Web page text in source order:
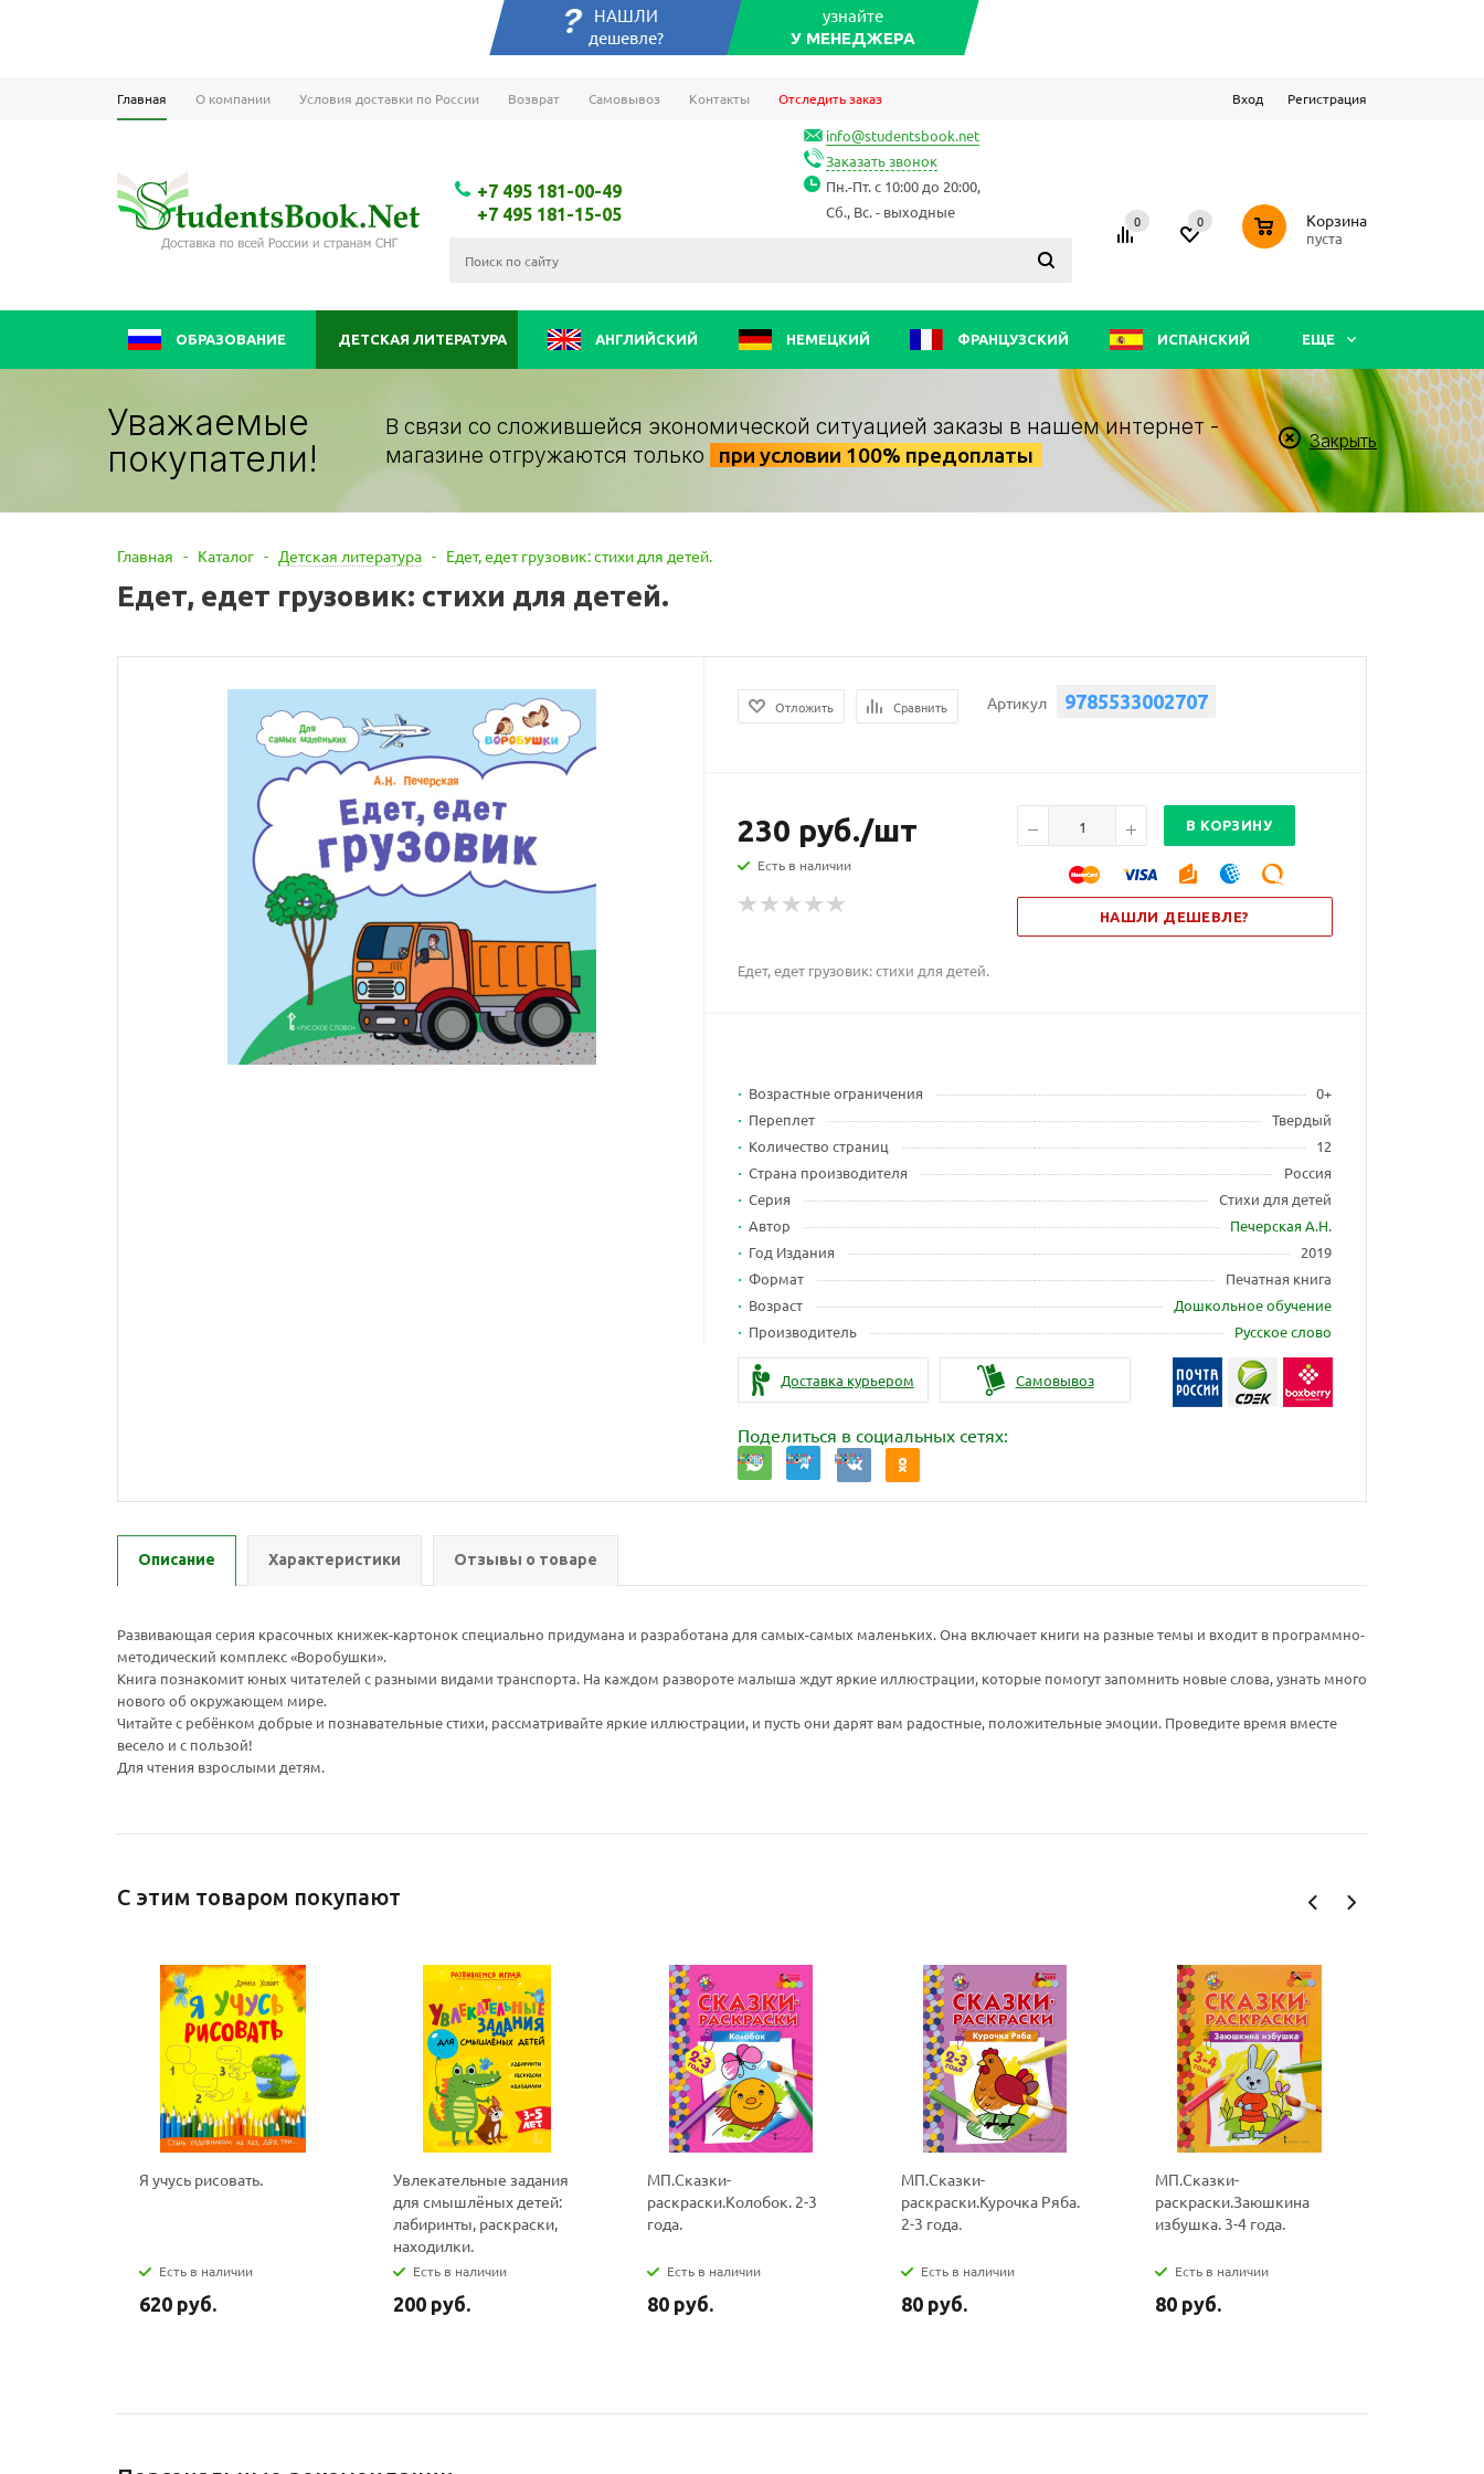
НАШЛИ
дешевле?
узнайте
У МЕНЕДЖЕРА
Главная О компании Условия доставки по России Возврат Самовывоз Контакты Отследить заказ Вход Регистрация
+7 495 181-00-49
+7 495 181-15-05
info@studentsbook.net
Заказать звонок
Пн.-Пт. с 10:00 до 20:00,
Сб., Вс. - выходные
0 0 0 Корзина
пуста
ОБРАЗОВАНИЕ ДЕТСКАЯ ЛИТЕРАТУРА АНГЛИЙСКИЙ НЕМЕЦКИЙ ФРАНЦУЗСКИЙ ИСПАНСКИЙ ЕЩЕ
Уважаемые
покупатели!
В связи со сложившейся экономической ситуацией заказы в нашем интернет -
магазине отгружаются только
при условии 100% предоплаты
Закрыть
Главная - Каталог - Детская литература - Едет, едет грузовик: стихи для детей.
Едет, едет грузовик: стихи для детей.
Отложить Сравнить Артикул 9785533002707
230 руб./шт
Есть в наличии
В КОРЗИНУ
НАШЛИ ДЕШЕВЛЕ?
Едет, едет грузовик: стихи для детей.
Возрастные ограничения
0+
Переплет
Твердый
Количество страниц
12
Страна производителя
Россия
Серия
Стихи для детей
Автор
Печерская А.Н.
Год Издания
2019
Формат
Печатная книга
Возраст
Дошкольное обучение
Производитель
Русское слово
Доставка курьером Самовывоз
Поделиться в социальных сетях:
Описание Характеристики Отзывы о товаре
Развивающая серия красочных книжек-картонок специально придумана и разработана для самых-самых маленьких. Она включает книги на разные темы и входит в программно-
методический комплекс «Воробушки».
Книга познакомит юных читателей с разными видами транспорта. На каждом развороте малыша ждут яркие иллюстрации, которые помогут запомнить новые слова, узнать много
нового об окружающем мире.
Читайте с ребёнком добрые и познавательные стихи, рассматривайте яркие иллюстрации, и пусть они дарят вам радостные, положительные эмоции. Проведите время вместе
весело и с пользой!
Для чтения взрослыми детям.
С этим товаром покупают
Я учусь рисовать.
Есть в наличии
620 руб.
Увлекательные задания
для смышлёных детей:
лабиринты, раскраски,
находилки.
Есть в наличии
200 руб.
МП.Сказки-
раскраски.Колобок. 2-3
года.
Есть в наличии
80 руб.
МП.Сказки-
раскраски.Курочка Ряба.
2-3 года.
Есть в наличии
80 руб.
МП.Сказки-
раскраски.Заюшкина
избушка. 3-4 года.
Есть в наличии
80 руб.
политикой
конфидициальности
политикой
конфидициальности